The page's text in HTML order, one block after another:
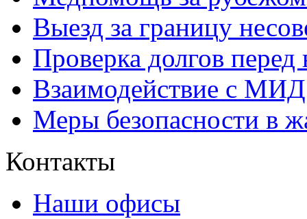
Выезд за границу
Проверка долгов
Взаимодействие с
Меры безопасности в
Контакты
Наши офисы